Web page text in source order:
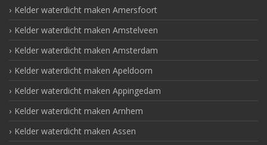
Kelder waterdicht maken Amersfoort
Kelder waterdicht maken Amstelveen
Kelder waterdicht maken Amsterdam
Kelder waterdicht maken Apeldoorn
Kelder waterdicht maken Appingedam
Kelder waterdicht maken Arnhem
Kelder waterdicht maken Assen